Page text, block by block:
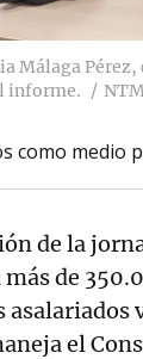
Málaga
informe.
como medio
de la
de
asalariados
el